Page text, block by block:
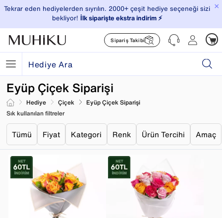
×
Tekrar eden hediyelerden sıyrılın. 2000+ çeşit hediye seçeneği sizi
bekliyor! İlk siparişte ekstra indirim ⚡️
Sipariş Takibi
Hediye Çiçek Eyüp Çiçek Siparişi
Eyüp Çiçek Siparişi
Sık kullanılan filtreler
Tümü Fiyat Kategori Renk Ürün Tercihi Amaç